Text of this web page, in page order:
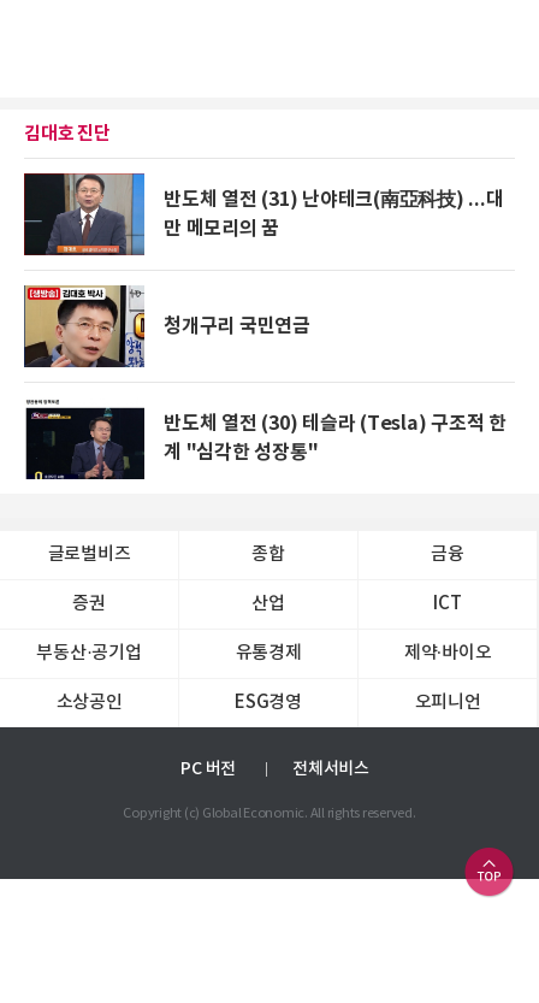
김대호 진단
반도체 열전 (31) 난야테크(南亞科技) ...대
만 메모리의 꿈
청개구리 국민연금
반도체 열전 (30) 테슬라 (Tesla) 구조적 한
계 "심각한 성장통"
글로벌비즈 종합 금융
증권 산업 ICT
부동산·공기업 유통경제 제약∙바이오
소상공인 ESG경영 오피니언
PC 버전 전체서비스
Copyright (c) Global Economic. All rights reserved.